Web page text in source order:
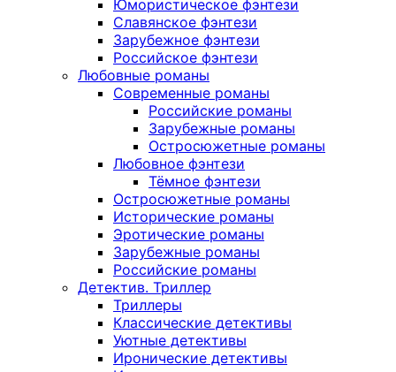
Юмористическое фэнтези
Славянское фэнтези
Зарубежное фэнтези
Российское фэнтези
Любовные романы
Современные романы
Российские романы
Зарубежные романы
Остросюжетные романы
Любовное фэнтези
Тёмное фэнтези
Остросюжетные романы
Исторические романы
Эротические романы
Зарубежные романы
Российские романы
Детектив. Триллер
Триллеры
Классические детективы
Уютные детективы
Иронические детективы